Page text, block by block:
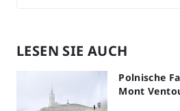
LESEN SIE AUCH
Polnische
Mont